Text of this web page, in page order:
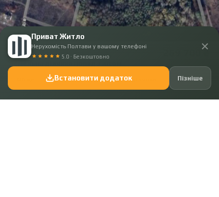
Приват Житло
Нерухомість Полтави у вашому телефоні
5.0 · Безкоштовно
✕
Встановити додаток Пізніше
Код: 40649 269 700 ₴
Полтава, Вакуленці Площа ділянки: 10 сот.